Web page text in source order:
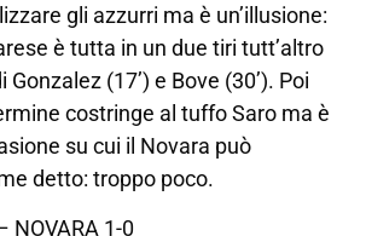
gli azzurri ma è un’illusione:
è tutta in un due tiri tutt’altro
(17’) e Bove (30’). Poi
costringe al tuffo Saro ma è
su cui il Novara può
detto: troppo poco.
NOVARA 1-0